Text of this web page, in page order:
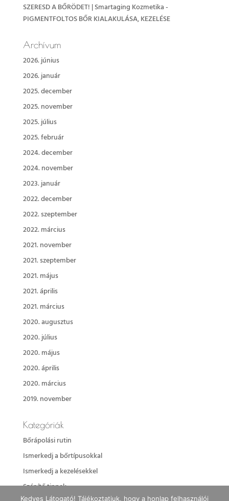
SZERESD A BŐRÖDET! | Smartaging Kozmetika-
PIGMENTFOLTOS BŐR KIALAKULÁSA, KEZELÉSE
Archívum
2026. június
2026. január
2025. december
2025. november
2025. július
2025. február
2024. december
2024. november
2023. január
2022. december
2022. szeptember
2022. március
2021. november
2021. szeptember
2021. május
2021. április
2021. március
2020. augusztus
2020. július
2020. május
2020. április
2020. március
2019. november
Kategóriák
Bőrápolási rutin
Ismerkedj a bőrtípusokkal
Ismerkedj a kezelésekkel
Szépítő tippek
Kedves Látogató! Tájékoztatjuk, hogy a honlap felhasználói